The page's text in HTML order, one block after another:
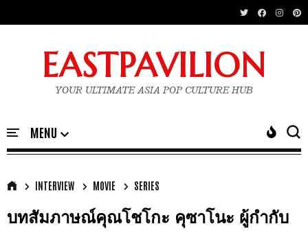
EASTPAVILION
YOUR ULTIMATE ASIA POP CULTURE HUB
INTERVIEW MOVIE SERIES
บทสัมภาษณ์คุณโชโกะ คุซาโนะ ผู้กำกับ